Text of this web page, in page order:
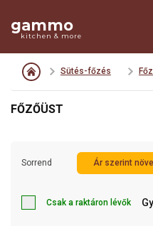
gammo
kitchen & more
Sütés-főzés
FŐZŐÜST
Sorrend Ár szerint
Csak a raktáron lévők